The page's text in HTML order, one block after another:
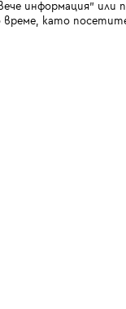
информация"
като